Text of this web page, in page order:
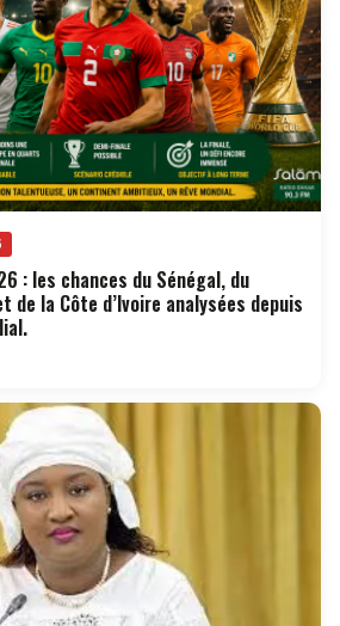
: les chances du Sénégal, du
de la Côte d’Ivoire analysées depuis